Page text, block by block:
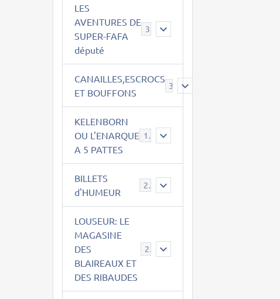
LES
AVENTURES DE
SUPER-FAFA
député
CANAILLES,ESCROCS
ET BOUFFONS
385
KELENBORN
OU L'ENARQUE
A 5 PATTES
14
BILLETS
d'HUMEUR
2
LOUSEUR: LE
MAGASINE
DES
BLAIREAUX ET
DES RIBAUDES
21